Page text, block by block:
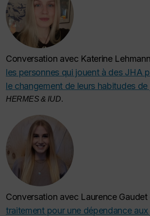
Conversation avec Katerine
les personnes qui jouent à des JHA
le changement de leurs habitudes de
HERMES & IUD.
Conversation avec Laurence
traitement pour une dépendance aux